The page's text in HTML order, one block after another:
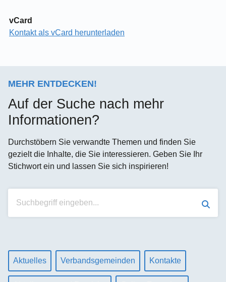
vCard
Kontakt als vCard herunterladen
MEHR ENTDECKEN!
Auf der Suche nach mehr
Informationen?
Durchstöbern Sie verwandte Themen und finden Sie
gezielt die Inhalte, die Sie interessieren. Geben Sie Ihr
Stichwort ein und lassen Sie sich inspirieren!
Suchen
Aktuelles Verbandsgemeinden Kontakte